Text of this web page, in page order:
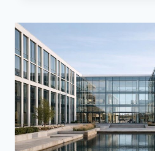
BUDGET
FOKUS
FOR
VIRKSOMHEDERNE
I
APRIL
2026